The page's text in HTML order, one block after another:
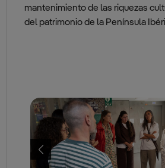
mantenimiento de las riquezas
del patrimonio de la Península